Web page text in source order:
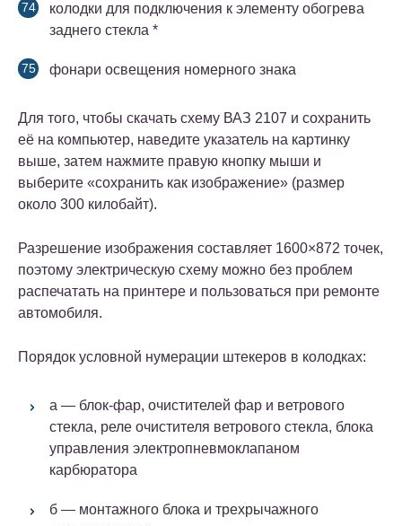
колодки для подключения к элементу обогрева
заднего стекла *
фонари освещения номерного знака
Для того, чтобы скачать схему ВАЗ 2107 и сохранить
её на компьютер, наведите указатель на картинку
выше, затем нажмите правую кнопку мыши и
выберите «сохранить как изображение» (размер
около 300 килобайт).
Разрешение изображения составляет 1600×872 точек,
поэтому электрическую схему можно без проблем
распечатать на принтере и пользоваться при ремонте
автомобиля.
Порядок условной нумерации штекеров в колодках:
a — блок-фар, очистителей фар и ветрового
стекла, реле очистителя ветрового стекла, блока
управления электропневмоклапаном
карбюратора
б — монтажного блока и трехрычажного